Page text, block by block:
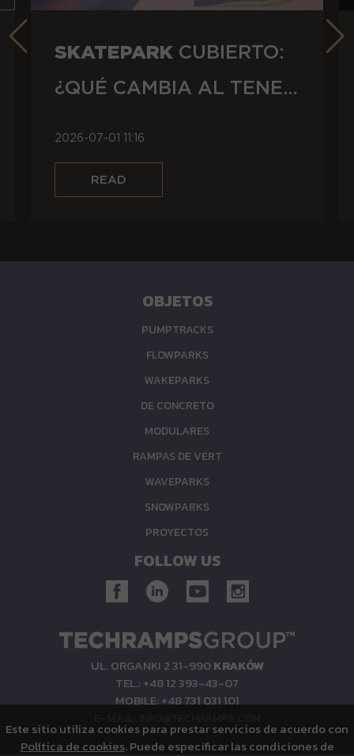
SKATEPARK CUBIERTO:
¿QUÉ CAMBIA AL TENER
CABEZA?
2026-07-01 11:16
OBJETOS
PUMPTRACKS
FLOWPARKS
WAKEPARKS
DE CONCRETO
MODULARES
RAMPAS DE VERT
WAVEPARKS
SNOWPARKS
PROYECTOS
FOLLOW US
UL. ORGANKI 2 31-990KRAKÓW
TEL.: +48 12 393-43-07
MOBILE: +48 731 031 101
Este sitio utiliza cookies para prestar servicios de acuerdo con
Política de cookies. Puede especificar las condiciones de